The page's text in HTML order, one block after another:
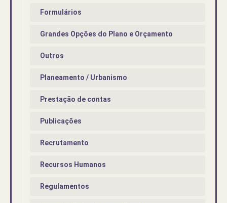
Formulários
Grandes Opções do Plano e Orçamento
Outros
Planeamento / Urbanismo
Prestação de contas
Publicações
Recrutamento
Recursos Humanos
Regulamentos